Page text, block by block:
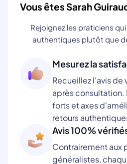
Vous êtes Sarah
Rejoignez les praticiens
authentiques plutôt que
Mesurez la
Recueillez l'avis de
après
forts et axes
retours
Avis 100%
Contrairement aux
généralistes,